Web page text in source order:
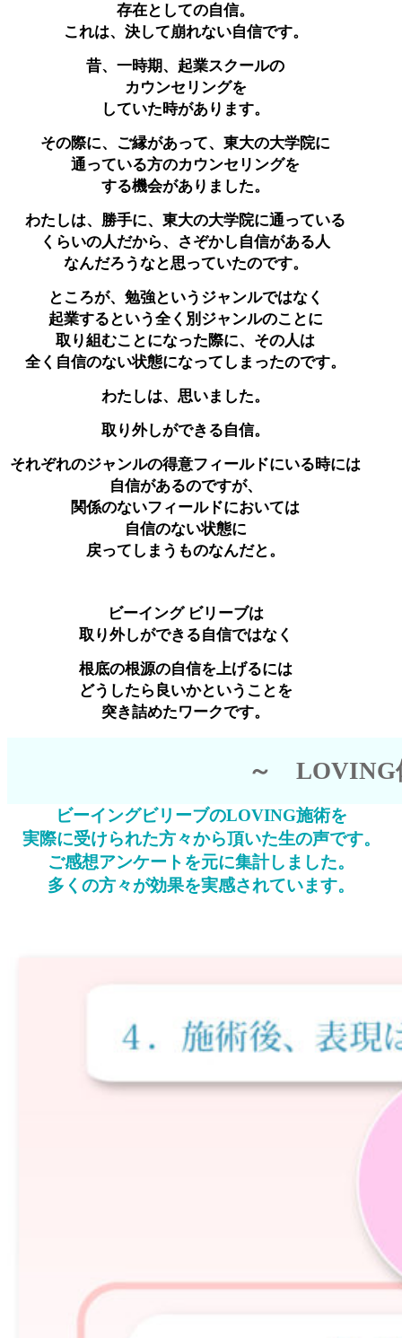
存在としての自信。
これは、決して崩れない自信です。
昔、一時期、起業スクールの
カウンセリングを
していた時があります。
その際に、ご縁があって、東大の大学院に
通っている方のカウンセリングを
する機会がありました。
わたしは、勝手に、東大の大学院に通っている
くらいの人だから、さぞかし自信がある人
なんだろうなと思っていたのです。
ところが、勉強というジャンルではなく
起業するという全く別ジャンルのことに
取り組むことになった際に、その人は
全く自信のない状態になってしまったのです。
わたしは、思いました。
取り外しができる自信。
それぞれのジャンルの得意フィールドにいる時には
自信があるのですが、
関係のないフィールドにおいては
自信のない状態に
戻ってしまうものなんだと。
ビーイング ビリーブは
取り外しができる自信ではなく
根底の根源の自信を上げるには
どうしたら良いかということを
突き詰めたワークです。
～ LOVING
ビーイングビリーブのLOVING施術を
実際に受けられた方々から頂いた生の声です。
ご感想アンケートを元に集計しました。
多くの方々が効果を実感されています。